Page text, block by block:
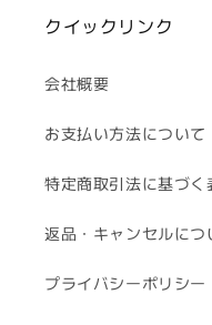
クイックリンク
会社概要
お支払い方法について
特定商取引法に基づく
返品・キャンセルにつ
プライバシーポリシー